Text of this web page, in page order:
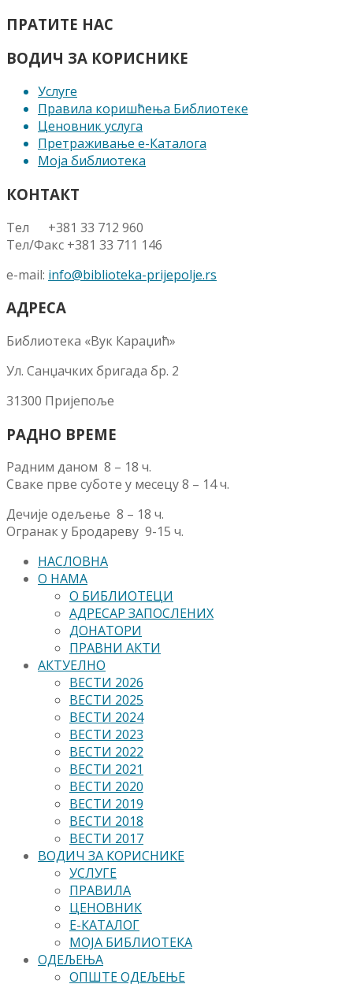
ПРАТИТЕ НАС
ВОДИЧ ЗА КОРИСНИКЕ
Услуге
Правила коришћења Библиотеке
Ценовник услуга
Претраживање е-Каталога
Моја библиотека
КОНТАКТ
Тел +381 33 712 960
Тел/Факс +381 33 711 146
e-mail: info@biblioteka-prijepolje.rs
АДРЕСА
Библиотека «Вук Караџић»
Ул. Санџачких бригада бр. 2
31300 Пријепоље
РАДНО ВРЕМЕ
Радним даном 8 – 18 ч.
Сваке прве суботе у месецу 8 – 14 ч.
Дечије одељење 8 – 18 ч.
Огранак у Бродареву 9-15 ч.
НАСЛОВНА
О НАМА
О БИБЛИОТЕЦИ
АДРЕСАР ЗАПОСЛЕНИХ
ДОНАТОРИ
ПРАВНИ АКТИ
АКТУЕЛНО
ВЕСТИ 2026
ВЕСТИ 2025
ВЕСТИ 2024
ВЕСТИ 2023
ВЕСТИ 2022
ВЕСТИ 2021
ВЕСТИ 2020
ВЕСТИ 2019
ВЕСТИ 2018
ВЕСТИ 2017
ВОДИЧ ЗА КОРИСНИКЕ
УСЛУГЕ
ПРАВИЛА
ЦЕНОВНИК
Е-КАТАЛОГ
МОЈА БИБЛИОТЕКА
ОДЕЉЕЊА
ОПШТЕ ОДЕЉЕЊЕ